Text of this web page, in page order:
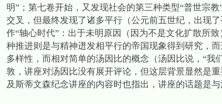
明”；第七卷开始，又发现社会的第三种类型“普世宗
交叉，但最终发现了诸多平行（公元前五世纪，出现
作“轴心时代”：出于未明原因（因为不是文化扩散所
种推进则是与精神迸发相平行的帝国现象得到研究，
多样性，而相对简单的汤因比的概念（汤因比说，“
敦，讲座对汤因比没有展开评论，但这层背景显然是
及斯蒂文森纪念讲座的内容时也指出，讲座的话题是